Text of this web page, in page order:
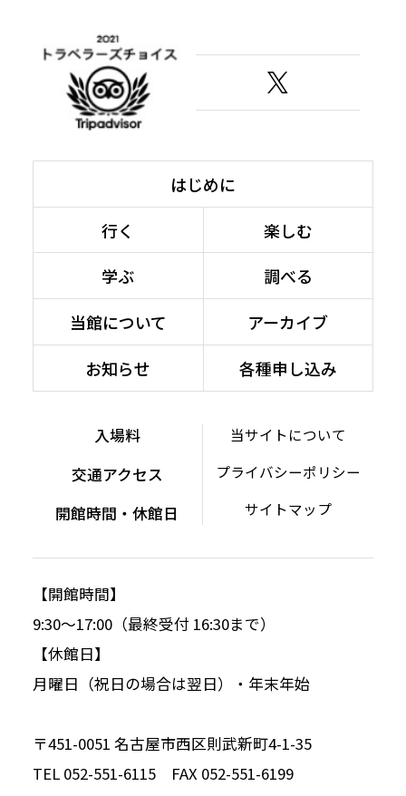
はじめに
行く
楽しむ
学ぶ
調べる
当館について
アーカイブ
お知らせ
各種申し込み
入場料
交通アクセス
開館時間・休館日
当サイトについて
プライバシーポリシー
サイトマップ
【開館時間】
9:30～17:00（最終受付 16:30まで）
【休館日】
月曜日（祝日の場合は翌日）・年末年始
〒451-0051 名古屋市西区則武新町4-1-35
TEL 052-551-6115 FAX 052-551-6199